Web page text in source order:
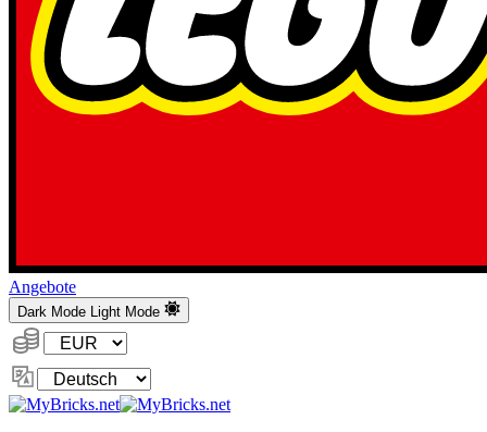
Angebote
Dark Mode Light Mode
Währung:
Sprache
ändern